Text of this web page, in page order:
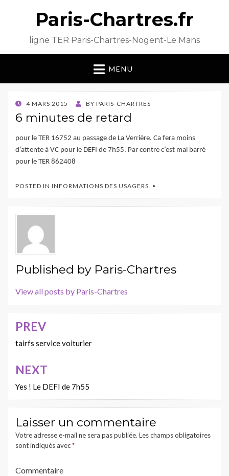
Paris-Chartres.fr
ligne TER Paris-Chartres-Nogent-Le Mans
MENU
POSTED
ON
4 MARS 2015 BY PARIS-CHARTRES
6 minutes de retard
pour le TER 16752 au passage de La Verrière. Ca fera moins
d’attente à VC pour le DEFI de 7h55. Par contre c’est mal barré
pour le TER 862408
POSTED IN INFORMATIONS DES USAGERS
Published by Paris-Chartres
View all posts by Paris-Chartres
Navigation
de
l’article
PREV
tairfs service voiturier
NEXT
Yes ! Le DEFI de 7h55
Laisser un commentaire
Votre adresse e-mail ne sera pas publiée. Les champs obligatoires
sont indiqués avec*
Commentaire